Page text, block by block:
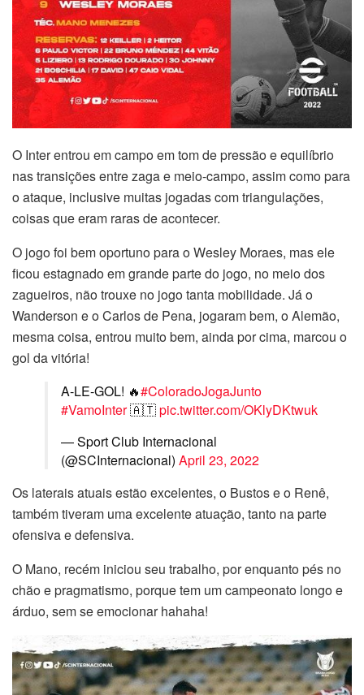
O Inter entrou em campo em tom de pressão e equilíbrio
nas transições entre zaga e meio-campo, assim como para
o ataque, inclusive muitas jogadas com triangulações,
coisas que eram raras de acontecer.
O jogo foi bem oportuno para o Wesley Moraes, mas ele
ficou estagnado em grande parte do jogo, no meio dos
zagueiros, não trouxe no jogo tanta mobilidade. Já o
Wanderson e o Carlos de Pena, jogaram bem, o Alemão,
mesma coisa, entrou muito bem, ainda por cima, marcou o
gol da vitória!
A-LE-GOL! 🔥#ColoradoJogaJunto
#VamoInter🇦🇹pic.twitter.com/OKlyDKtwuk
— Sport Club Internacional
(@SCInternacional) April 23, 2022
Os laterais atuais estão excelentes, o Bustos e o Renê,
também tiveram uma excelente atuação, tanto na parte
ofensiva e defensiva.
O Mano, recém iniciou seu trabalho, por enquanto pés no
chão e pragmatismo, porque tem um campeonato longo e
árduo, sem se emocionar hahaha!